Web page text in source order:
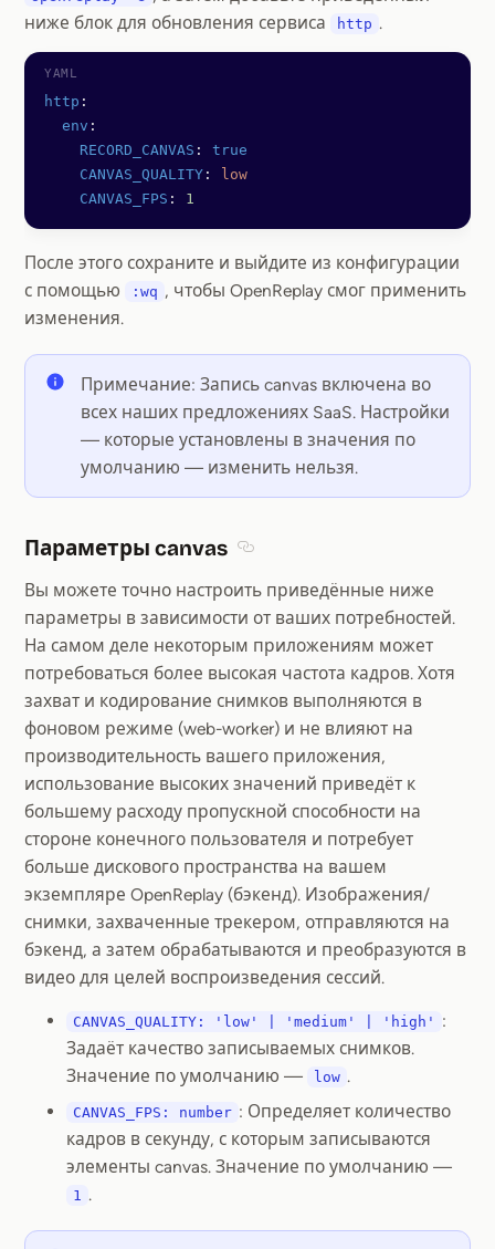
ниже блок для обновления сервиса
http .
http :
  env
:
    RECORD_CANVAS
: true
    CANVAS_QUALITY
:
low
    CANVAS_FPS
: 1
После этого сохраните и выйдите из конфигурации
с помощью
:wq , чтобы OpenReplay смог применить
изменения.
Примечание: Запись canvas включена во
всех наших предложениях SaaS. Настройки
— которые установлены в значения по
умолчанию — изменить нельзя.
Параметры canvas
Вы можете точно настроить приведённые ниже
параметры в зависимости от ваших потребностей.
На самом деле некоторым приложениям может
потребоваться более высокая частота кадров. Хотя
захват и кодирование снимков выполняются в
фоновом режиме (web-worker) и не влияют на
производительность вашего приложения,
использование высоких значений приведёт к
большему расходу пропускной способности на
стороне конечного пользователя и потребует
больше дискового пространства на вашем
экземпляре OpenReplay (бэкенд). Изображения/
снимки, захваченные трекером, отправляются на
бэкенд, а затем обрабатываются и преобразуются в
видео для целей воспроизведения сессий.
CANVAS_QUALITY: 'low' | 'medium' | 'high'
:
Задаёт качество записываемых снимков.
Значение по умолчанию —
low .
CANVAS_FPS: number : Определяет количество
кадров в секунду, с которым записываются
элементы canvas. Значение по умолчанию —
1 .